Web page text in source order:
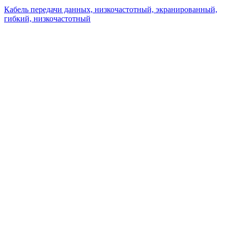
Кабель передачи данных, низкочастотный, экранированный,
гибкий, низкочастотный